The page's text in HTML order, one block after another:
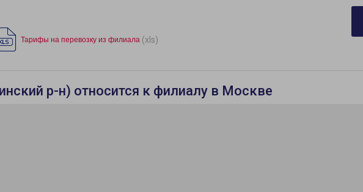
Тарифы на перевозку из филиала (xls)
р-н) относится к филиалу в Москве